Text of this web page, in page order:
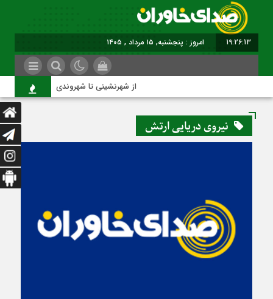
19:26:13 امروز : پنجشنبه, ۱۵ مرداد , ۱۴۰۵
از شهرنشینی تا شهروندی
نیروی دریایی ارتش